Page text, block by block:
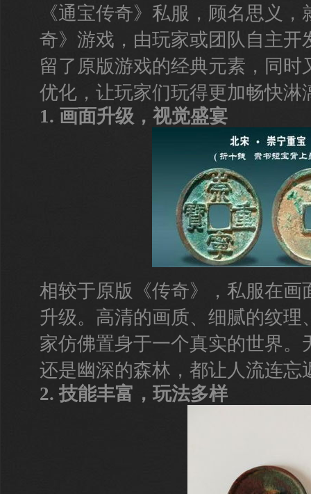
《通宝传奇》私服，顾名思义
奇》游戏，由玩家或团队自主开
留了原版游戏的经典元素，同时
优化，让玩家们玩得更加畅快淋
1. 画面升级，视觉盛宴
相较于原版《传奇》，私服在画
升级。高清的画质、细腻的纹理
家仿佛置身于一个真实的世界。
还是幽深的森林，都让人流连忘
2. 技能丰富，玩法多样